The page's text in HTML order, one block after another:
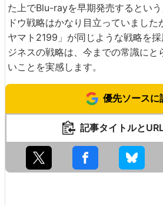
た上でBlu-rayを早期発売するとい
ドウ戦略はかなり目立っていまし
ヤマト2199」が同じような戦略を
ジネスの戦略は、今までの常識にと
いことを実感します。
優先ソースに
記事タイトルと